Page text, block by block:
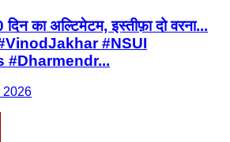
दिन का अल्टिमेटम, इस्तीफ़ा दो वरना...
#NSUI
#Dharmendr...
2026